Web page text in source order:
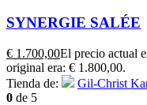
SYNERGIE SALÉE
€ 1.700,00El precio actual
original era: € 1.800,00.
Tienda de:
Gil-Christ
0 de 5